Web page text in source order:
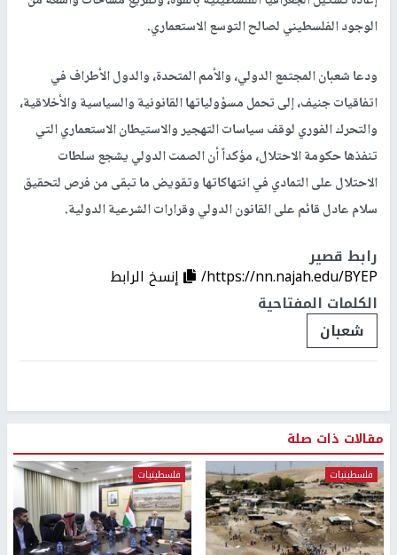
الوجود الفلسطيني لصالح التوسع الاستعماري.
ودعا شعبان المجتمع الدولي، والأمم المتحدة، والدول الأطراف في
اتفاقيات جنيف، إلى تحمل مسؤولياتها القانونية والسياسية والأخلاقية،
والتحرك الفوري لوقف سياسات التهجير والاستيطان الاستعماري التي
تنفذها حكومة الاحتلال، مؤكداً أن الصمت الدولي يشجع سلطات
الاحتلال على التمادي في انتهاكاتها وتقويض ما تبقى من فرص لتحقيق
سلام عادل قائم على القانون الدولي وقرارات الشرعية الدولية.
رابط قصير
https://nn.najah.edu/BYEP/
إنسخ الرابط
الكلمات المفتاحية
شعبان
مقالات ذات صلة
فلسطينيات فلسطينيات